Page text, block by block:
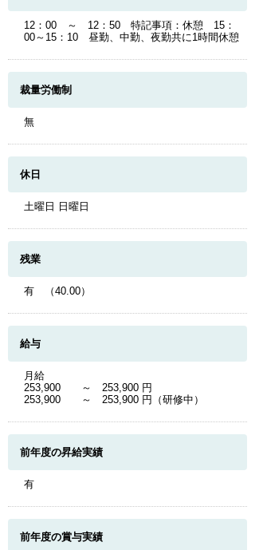
12：00 ～ 12：50 特記事項：休憩 15：
00～15：10 昼勤、中勤、夜勤共に1時間休憩
裁量労働制
無
休日
土曜日 日曜日
残業
有 （40.00）
給与
月給
253,900 ～ 253,900 円
253,900 ～ 253,900 円（研修中）
前年度の昇給実績
有
前年度の賞与実績